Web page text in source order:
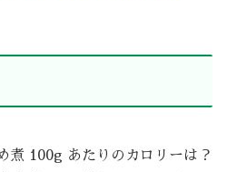
煮 100g あたりのカロリーは？